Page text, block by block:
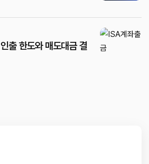
출 한도와 매도대금 결